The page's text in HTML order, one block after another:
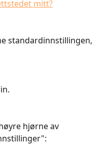
mitt?
standardinnstillingen,
hjørne av